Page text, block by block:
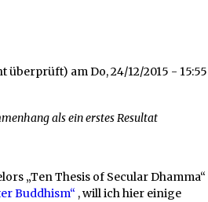
überprüft) amDo, 24/12/2015 - 15:55
als ein erstes Resultat
„Ten Thesis of Secular Dhamma“
Buddhism“ , will ich hier einige